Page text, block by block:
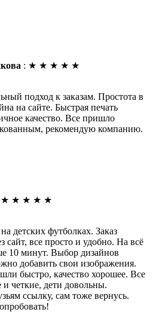
: ★ ★ ★ ★ ★
подход к заказам. Простота в
на сайте. Быстрая печать
качество. Все пришло
рекомендую компанию.
★ ★ ★ ★ ★
детских футболках. Заказ
сайт, все просто и удобно. На всё
10 минут. Выбор дизайнов
добавить свои изображения.
быстро, качество хорошее. Все
и четкие, дети довольны.
ссылку, сам тоже вернусь.